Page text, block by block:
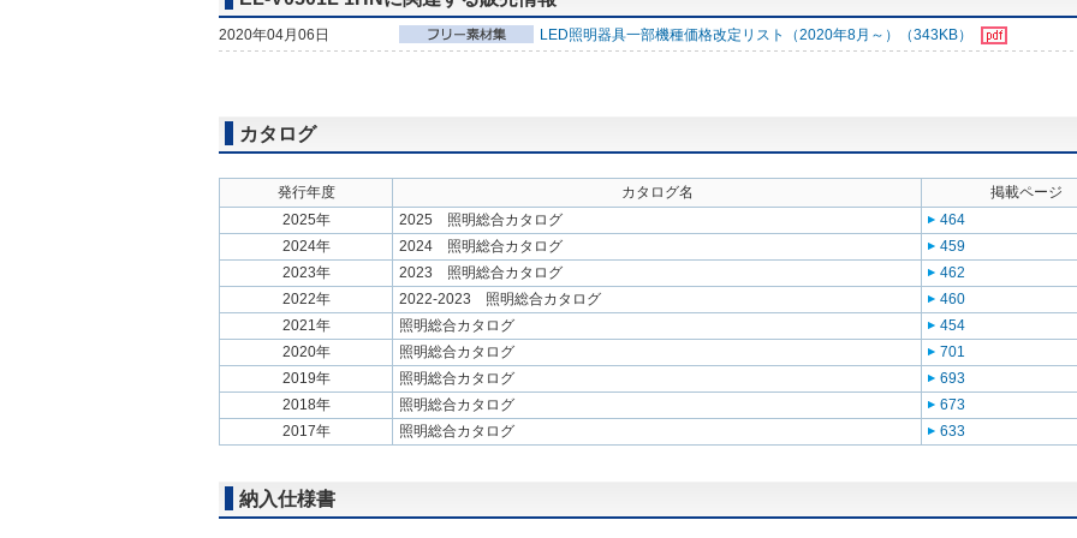
2020年04月06日 LED照明器具一部機種価格改定リスト（2020年8月～）（343KB）
カタログ
発行年度 カタログ名
掲載ページ
2025年
2025 照明総合カタログ
464
2024年
2024 照明総合カタログ
459
2023年
2023 照明総合カタログ
462
2022年
2022-2023 照明総合カタログ
460
2021年
照明総合カタログ
454
2020年
照明総合カタログ
701
2019年
照明総合カタログ
693
2018年
照明総合カタログ
673
2017年
照明総合カタログ 633
納入仕様書